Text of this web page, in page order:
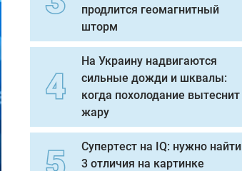
продлится геомагнитный
шторм
На Украину надвигаются
сильные дожди и шквалы:
когда похолодание вытеснит
жару
Супертест на IQ: нужно найти
3 отличия на картинке